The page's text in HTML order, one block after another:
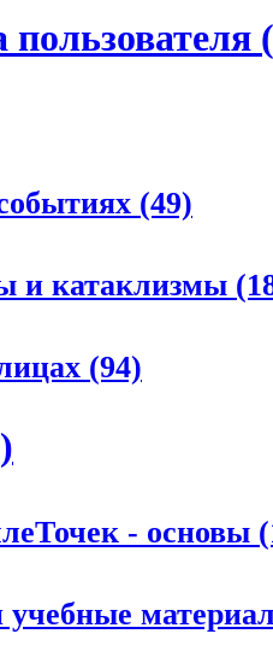
пользователя
(49)
и катаклизмы
(94)
- основы
учебные